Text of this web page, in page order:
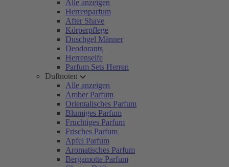
Alle anzeigen
Herrenparfum
After Shave
Körperpflege
Duschgel Männer
Deodorants
Herrenseife
Parfum Sets Herren
Duftnoten
Alle anzeigen
Amber Parfum
Orientalisches Parfum
Blumiges Parfum
Fruchtiges Parfum
Frisches Parfum
Apfel Parfum
Aromatisches Parfum
Bergamotte Parfum